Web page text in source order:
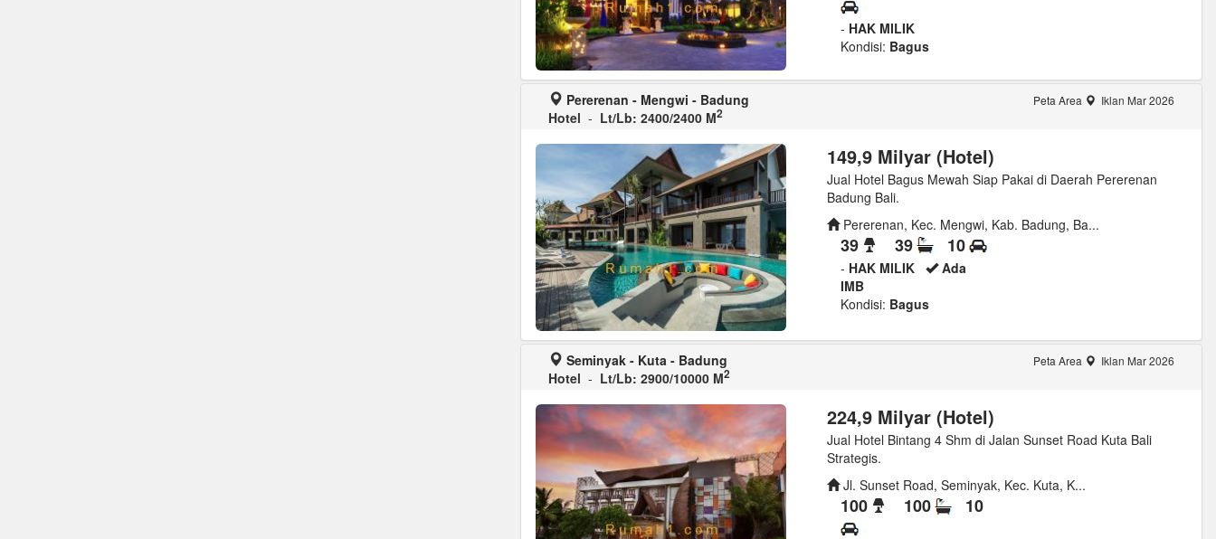
- HAK MILIK
Kondisi: Bagus
Pererenan - Mengwi - Badung
Hotel - Lt/Lb: 2400/2400 M2
Peta Area Iklan Mar 2026
149,9 Milyar (Hotel)
Jual Hotel Bagus Mewah Siap Pakai di Daerah Pererenan
Badung Bali.
Pererenan, Kec. Mengwi, Kab. Badung, Ba...
39 39 10
- HAK MILIK
Ada
IMB
Kondisi: Bagus
Seminyak - Kuta - Badung
Hotel - Lt/Lb: 2900/10000 M2
Peta Area Iklan Mar 2026
224,9 Milyar (Hotel)
Jual Hotel Bintang 4 Shm di Jalan Sunset Road Kuta Bali
Strategis.
Jl. Sunset Road, Seminyak, Kec. Kuta, K...
100 100 10